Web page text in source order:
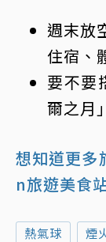
週末放
住宿、
要不要
爾之月
想知道更多
n旅遊美食站
熱氣球 煙